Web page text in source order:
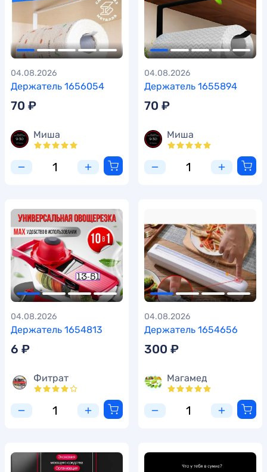
Держатель 1656054
04.08.2026
70 ₽
Миша
Держатель 1655894
04.08.2026
70 ₽
Миша
Держатель 1654813
04.08.2026
6 ₽
Фитрат
Держатель 1654656
04.08.2026
300 ₽
Магамед